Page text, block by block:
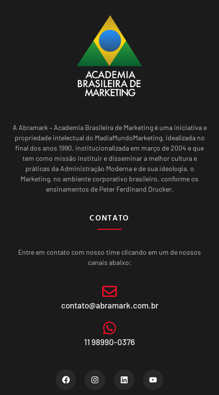
A Abramark – Academia Brasileira de Marketing é uma iniciativa e
propriedade intelectual do MadiaMundoMarketing, idealizada no
final dos anos 1990, institucionalizada em março de 2004 e que
tem como missão instituir e disseminar a melhor cultura e
práticas da Administração Moderna e de sua ideologia, o
Marketing, no ambiente corporativo brasileiro, conforme os
ensinamentos de Peter Ferdinand Drucker.
CONTATO
Entre em contato com nosso time clicando em um de nossos
canais abaixo:
contato@abramark.com.br
11 98990-0376